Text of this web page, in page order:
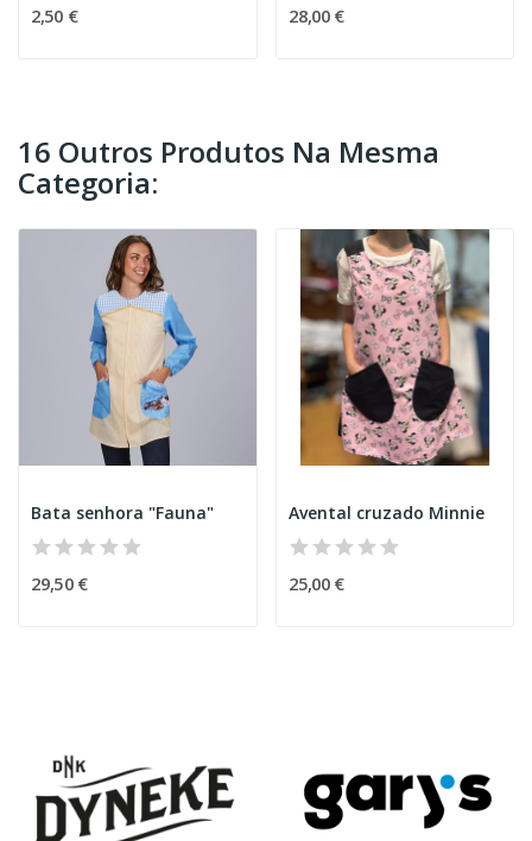
2,50 € 28,00 €
16 Outros Produtos Na Mesma
Categoria:
Bata senhora "Fauna"
29,50 €
Avental cruzado Minnie
25,00 €